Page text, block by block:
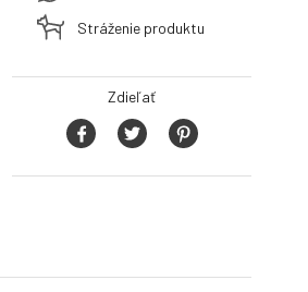
Stráženie produktu
Zdieľať